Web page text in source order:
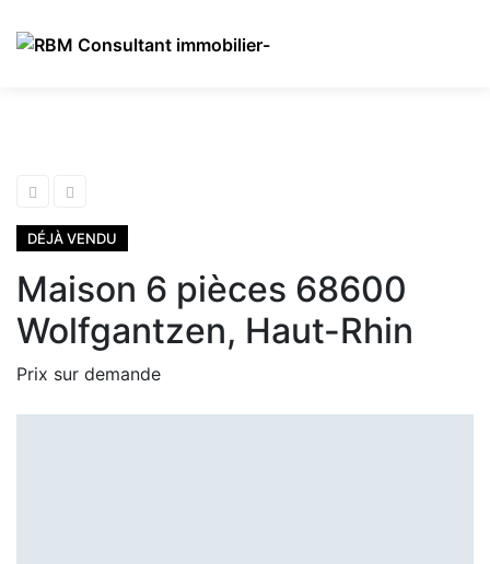
DÉJÀ VENDU
Maison 6 pièces 68600
Wolfgantzen, Haut-Rhin
Prix sur demande